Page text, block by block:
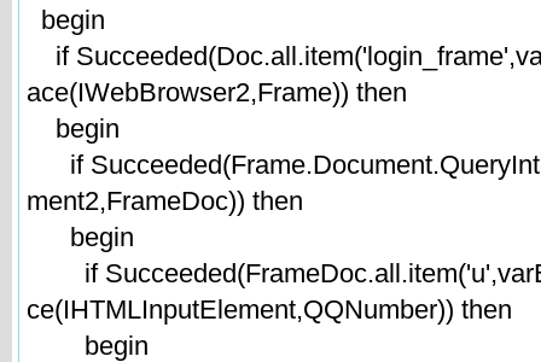
begin
if
ace(IWebBrowser2,Frame)) then
begin
if
ment2,FrameDoc)) then
begin
if
ce(IHTMLInputElement,QQNumber)) then
begin